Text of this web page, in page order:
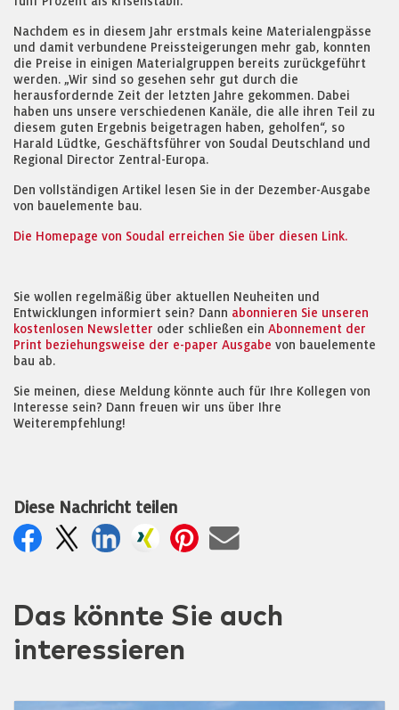
Nachdem es in diesem Jahr erstmals keine Materialengpässe
und damit verbundene Preissteigerungen mehr gab, konnten
die Preise in einigen Materialgruppen bereits zurückgeführt
werden. „Wir sind so gesehen sehr gut durch die
herausfordernde Zeit der letzten Jahre gekommen. Dabei
haben uns unsere verschiedenen Kanäle, die alle ihren Teil zu
diesem guten Ergebnis beigetragen haben, geholfen“, so
Harald Lüdtke, Geschäftsführer von Soudal Deutschland und
Regional Director Zentral-Europa.
Den vollständigen Artikel lesen Sie in der Dezember-Ausgabe
von bauelemente bau.
Die Homepage von Soudal erreichen Sie über diesen Link.
Sie wollen regelmäßig über aktuellen Neuheiten und
Entwicklungen informiert sein? Dann abonnieren Sie unseren
kostenlosen Newsletter oder schließen ein Abonnement der
Print beziehungsweise der e-paper Ausgabe von bauelemente
bau ab.
Sie meinen, diese Meldung könnte auch für Ihre Kollegen von
Interesse sein? Dann freuen wir uns über Ihre
Weiterempfehlung!
Diese Nachricht teilen
Das könnte Sie auch
interessieren